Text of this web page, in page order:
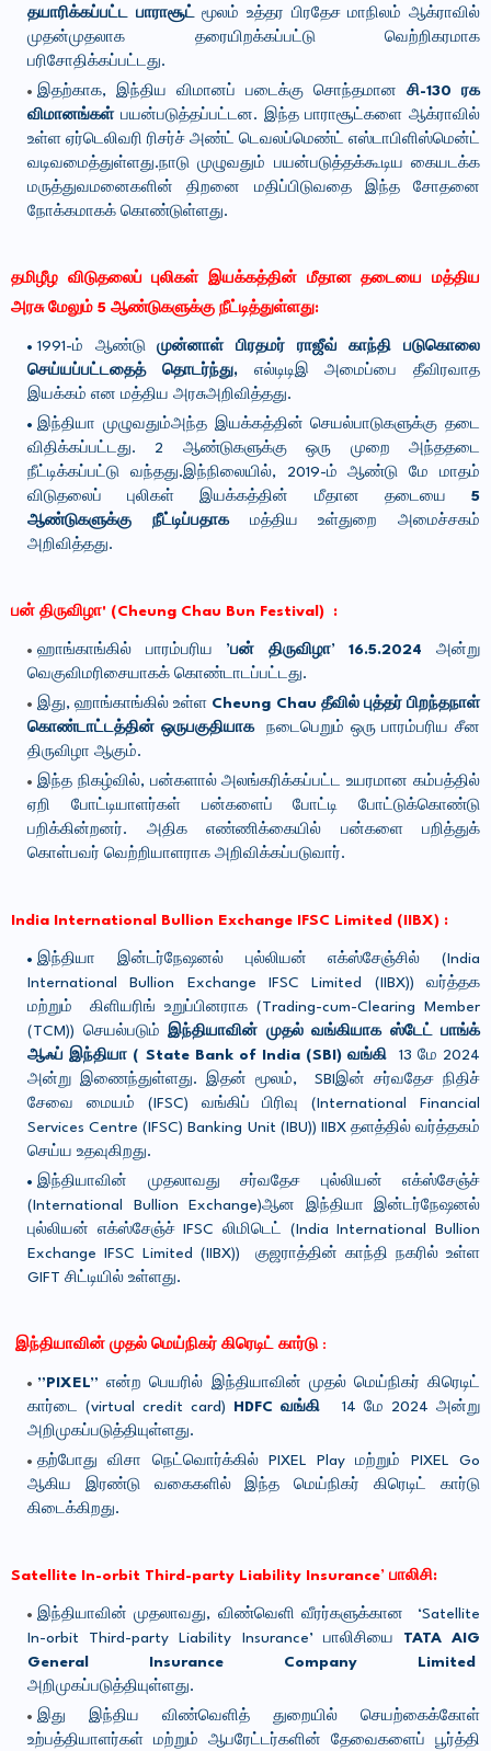
தயாரிக்கப்பட்ட பாராசூட்மூலம் உத்தர பிரதேச மாநிலம் ஆக்ராவில்
முதன்முதலாக தரையிறக்கப்பட்டு வெற்றிகரமாக
பரிசோதிக்கப்பட்டது.
இதற்காக, இந்திய விமானப் படைக்கு சொந்தமான சி-130 ரக
விமானங்கள்பயன்படுத்தப்பட்டன. இந்த பாராசூட்களை ஆக்ராவில்
உள்ள ஏர்டெலிவரி ரிசர்ச் அண்ட் டெவலப்மெண்ட் எஸ்டாபிளிஸ்மென்ட்
வடிவமைத்துள்ளது.நாடு முழுவதும் பயன்படுத்தக்கூடிய கையடக்க
மருத்துவமனைகளின் திறனை மதிப்பிடுவதை இந்த சோதனை
நோக்கமாகக் கொண்டுள்ளது.
தமிழீழ விடுதலைப் புலிகள் இயக்கத்தின் மீதான தடையை மத்திய
அரசு மேலும் 5 ஆண்டுகளுக்கு நீட்டித்துள்ளது:
1991-ம் ஆண்டுமுன்னாள் பிரதமர் ராஜீவ் காந்தி படுகொலை
செய்யப்பட்டதைத் தொடர்ந்து, எல்டிடிஇ அமைப்பை தீவிரவாத
இயக்கம் என மத்திய அரசுஅறிவித்தது.
இந்தியா முழுவதும்அந்த இயக்கத்தின் செயல்பாடுகளுக்கு தடை
விதிக்கப்பட்டது. 2 ஆண்டுகளுக்கு ஒரு முறை அந்ததடை
நீட்டிக்கப்பட்டு வந்தது.இந்நிலையில், 2019-ம் ஆண்டு மே மாதம்
விடுதலைப் புலிகள் இயக்கத்தின் மீதான தடையை 5
ஆண்டுகளுக்கு நீட்டிப்பதாகமத்திய உள்துறை அமைச்சகம்
அறிவித்தது.
பன் திருவிழா' (Cheung Chau Bun Festival) :
ஹாங்காங்கில் பாரம்பரிய ’பன் திருவிழா’ 16.5.2024
அன்று
வெகுவிமரிசையாகக் கொண்டாடப்பட்டது.
இது, ஹாங்காங்கில் உள்ள Cheung Chau தீவில் புத்தர் பிறந்தநாள்
கொண்டாட்டத்தின் ஒருபகுதியாகநடைபெறும் ஒரு பாரம்பரிய சீன
திருவிழா ஆகும்.
இந்த நிகழ்வில், பன்களால் அலங்கரிக்கப்பட்ட உயரமான கம்பத்தில்
ஏறி போட்டியாளர்கள் பன்களைப் போட்டி போட்டுக்கொண்டு
பறிக்கின்றனர். அதிக எண்ணிக்கையில் பன்களை பறித்துக்
கொள்பவர் வெற்றியாளராக அறிவிக்கப்படுவார்.
India International Bullion Exchange IFSC Limited (IIBX) :
இந்தியா இன்டர்நேஷனல் புல்லியன் எக்ஸ்சேஞ்சில் (India
International Bullion Exchange IFSC Limited (IIBX)) வர்த்தக
மற்றும் கிளியரிங் உறுப்பினராக (Trading-cum-Clearing Member
(TCM)) செயல்படும் இந்தியாவின் முதல் வங்கியாக ஸ்டேட் பாங்க்
ஆஃப் இந்தியா ( State Bank of India (SBI) வங்கி
13 மே 2024
அன்று இணைந்துள்ளது. இதன் மூலம், SBIஇன் சர்வதேச நிதிச்
சேவை மையம் (IFSC) வங்கிப் பிரிவு (International Financial
Services Centre (IFSC) Banking Unit (IBU)) IIBX தளத்தில் வர்த்தகம்
செய்ய உதவுகிறது.
இந்தியாவின் முதலாவது சர்வதேச புல்லியன் எக்ஸ்சேஞ்ச்
(International Bullion Exchange)ஆன இந்தியா இன்டர்நேஷனல்
புல்லியன் எக்ஸ்சேஞ்ச் IFSC லிமிடெட் (India International Bullion
Exchange IFSC Limited (IIBX)) குஜராத்தின் காந்தி நகரில் உள்ள
GIFT சிட்டியில் உள்ளது.
இந்தியாவின் முதல் மெய்நிகர் கிரெடிட் கார்டு :
”PIXEL”என்ற பெயரில் இந்தியாவின் முதல் மெய்நிகர் கிரெடிட்
கார்டை (virtual credit card)
HDFC வங்கி
14 மே 2024 அன்று
அறிமுகப்படுத்தியுள்ளது.
தற்போது விசா நெட்வொர்க்கில் PIXEL Play மற்றும் PIXEL Go
ஆகிய இரண்டு வகைகளில் இந்த மெய்நிகர் கிரெடிட் கார்டு
கிடைக்கிறது.
Satellite In-orbit Third-party Liability Insurance’ பாலிசி:
இந்தியாவின் முதலாவது, விண்வெளி வீரர்களுக்கான ‘Satellite
In-orbit Third-party Liability Insurance’ பாலிசியை TATA AIG
General Insurance Company Limited
அறிமுகப்படுத்தியுள்ளது.
இது இந்திய விண்வெளித் துறையில் செயற்கைக்கோள்
உற்பத்தியாளர்கள் மற்றும் ஆபரேட்டர்களின் தேவைகளைப் பூர்த்தி